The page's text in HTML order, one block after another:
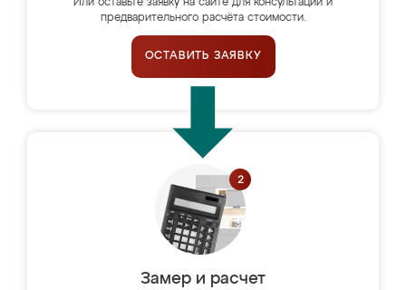
Или оставьте заявку на сайте для консультации и
предварительного расчёта стоимости.
ОСТАВИТЬ ЗАЯВКУ
Замер и расчет